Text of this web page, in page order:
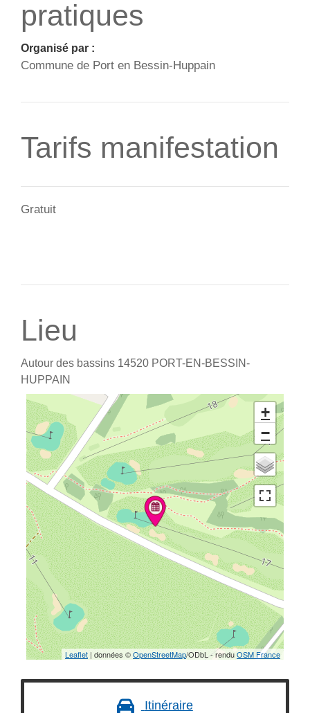
pratiques
Organisé par :
Commune de Port en Bessin-Huppain
Tarifs manifestation
Gratuit
Lieu
Autour des bassins 14520 PORT-EN-BESSIN-
HUPPAIN
+
−
Leaflet | données ©OpenStreetMap/ODbL - renduOSM France
Itinéraire